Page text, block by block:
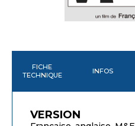
FICHE
TECHNIQUE
INFOS
VERSION